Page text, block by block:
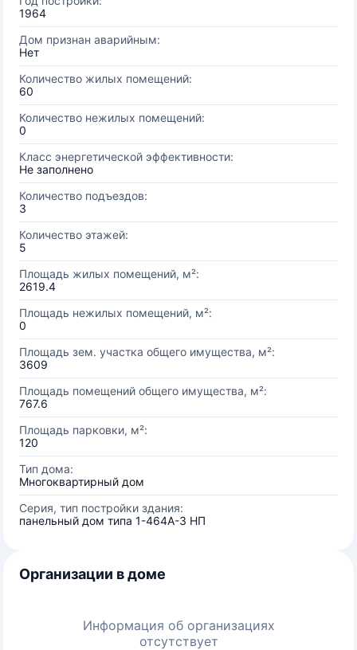
1964
Дом признан аварийным:
Нет
Количество жилых помещений:
60
Количество нежилых помещений:
0
Класс энергетической эффективности:
Не заполнено
Количество подъездов:
3
Количество этажей:
5
Площадь жилых помещений, м²:
2619.4
Площадь нежилых помещений, м²:
0
Площадь зем. участка общего имущества, м²:
3609
Площадь помещений общего имущества, м²:
767.6
Площадь парковки, м²:
120
Тип дома:
Многоквартирный дом
Серия, тип постройки здания:
панельный дом типа 1-464А-3 НП
Организации в доме
Информация об организациях
отсутствует